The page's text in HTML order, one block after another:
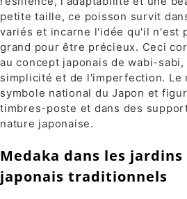
petite taille, ce poisson survit
variés et incarne l'idée qu'il n'est
grand pour être précieux. Ceci
au concept japonais de wabi-
simplicité et de l'imperfection. Le
symbole national du Japon et
timbres-poste et dans des
nature japonaise.
Medaka dans les
japonais traditionnels